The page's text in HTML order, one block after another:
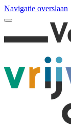
Navigatie overslaan